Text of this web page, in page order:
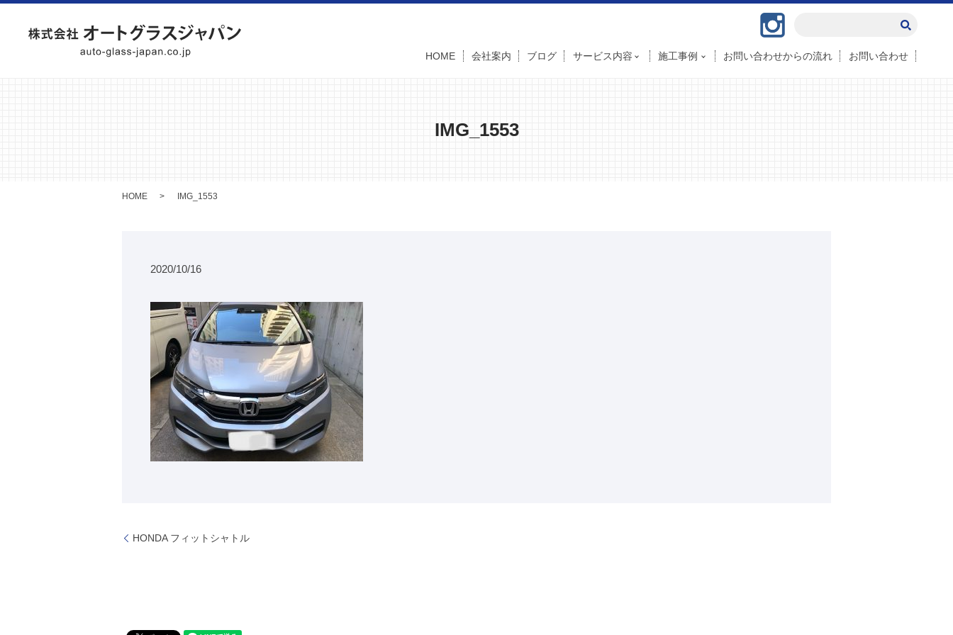
HOME 会社案内 ブログ サービス内容 施工事例 お問い合わせからの流れ お問い合わせ
IMG_1553
HOME IMG_1553
2020/10/16
HONDA フィットシャトル